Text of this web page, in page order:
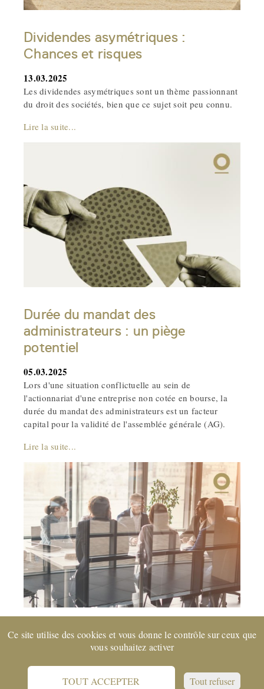
Dividendes asymétriques :
Chances et risques
13.03.2025
Les dividendes asymétriques sont un thème passionnant
du droit des sociétés, bien que ce sujet soit peu connu.
Lire la suite...
Durée du mandat des
administrateurs : un piège
potentiel
05.03.2025
Lors d'une situation conflictuelle au sein de
l'actionnariat d'une entreprise non cotée en bourse, la
durée du mandat des administrateurs est un facteur
capital pour la validité de l'assemblée générale (AG).
Lire la suite...
Entreprise certifiée EXPERTsuisseet membre de FIDUCIAIRE
| SUISSE © 2022 CORE Partenaires SA
Impressum
Référence Juridique
Ce site utilise des cookies et vous donne le contrôle sur ceux que
vous souhaitez activer
TOUT ACCEPTER Tout refuser